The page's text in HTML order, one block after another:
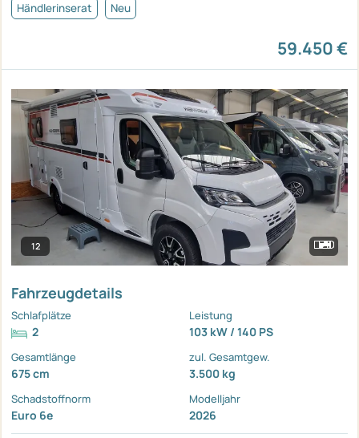
Händlerinserat Neu
59.450 €
12
Fahrzeugdetails
Schlafplätze
2
Leistung
103 kW / 140 PS
Gesamtlänge
675 cm
zul. Gesamtgew.
3.500 kg
Schadstoffnorm
Euro 6e
Modelljahr
2026